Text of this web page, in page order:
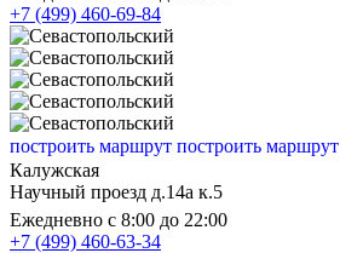
+7 (499) 460-69-84
построить маршрут построить маршрут
Калужская
Научный проезд д.14а к.5
Ежедневно с 8:00 до 22:00
+7 (499) 460-63-34